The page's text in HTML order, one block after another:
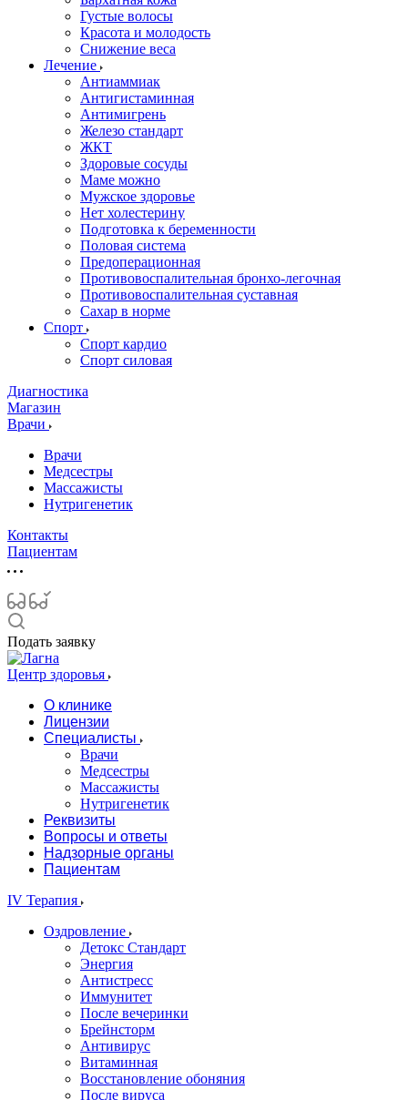
Густые волосы
Красота и молодость
Снижение веса
Лечение
Антиаммиак
Антигистаминная
Антимигрень
Железо стандарт
ЖКТ
Здоровые сосуды
Маме можно
Мужское здоровье
Нет холестерину
Подготовка к беременности
Половая система
Предоперационная
Противовоспалительная бронхо-легочная
Противовоспалительная суставная
Сахар в норме
Спорт
Спорт кардио
Спорт силовая
Диагностика
Магазин
Врачи
Врачи
Медсестры
Массажисты
Нутригенетик
Контакты
Пациентам
Подать заявку
Центр здоровья
О клинике
Лицензии
Специалисты
Врачи
Медсестры
Массажисты
Нутригенетик
Реквизиты
Вопросы и ответы
Надзорные органы
Пациентам
IV Терапия
Оздровление
Детокс Стандарт
Энергия
Антистресс
Иммунитет
После вечеринки
Брейнсторм
Антивирус
Витаминная
Восстановление обоняния
После вируса